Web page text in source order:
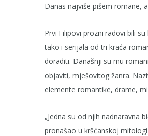
Danas najviše pišem romane,
Prvi Filipovi prozni radovi bili
tako i serijala od tri kraća
doraditi. Današnji su mu
objaviti, mješovitog žanra.
elemente romantike, drame,
„Jedna su od njih nadnaravna
pronašao u kršćanskoj